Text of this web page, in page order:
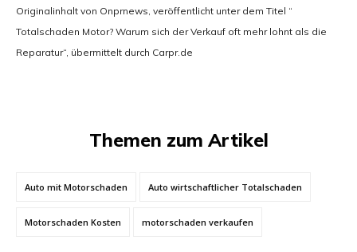
Originalinhalt von Onprnews, veröffentlicht unter dem Titel “
Totalschaden Motor? Warum sich der Verkauf oft mehr lohnt als die
Reparatur“, übermittelt durch Carpr.de
Themen zum Artikel
Auto mit Motorschaden Auto wirtschaftlicher Totalschaden
Motorschaden Kosten motorschaden verkaufen